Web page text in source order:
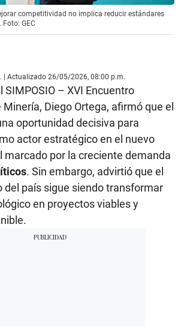
competitividad no implica reducir estándares
GEC
| Actualizado 26/05/2026, 08:00 p.m.
SIMPOSIO – XVI Encuentro
Diego Ortega, afirmó que el
oportunidad decisiva para
actor estratégico en el nuevo
marcado por la creciente demanda
. Sin embargo, advirtió que el
del país sigue siendo transformar
en proyectos viables y